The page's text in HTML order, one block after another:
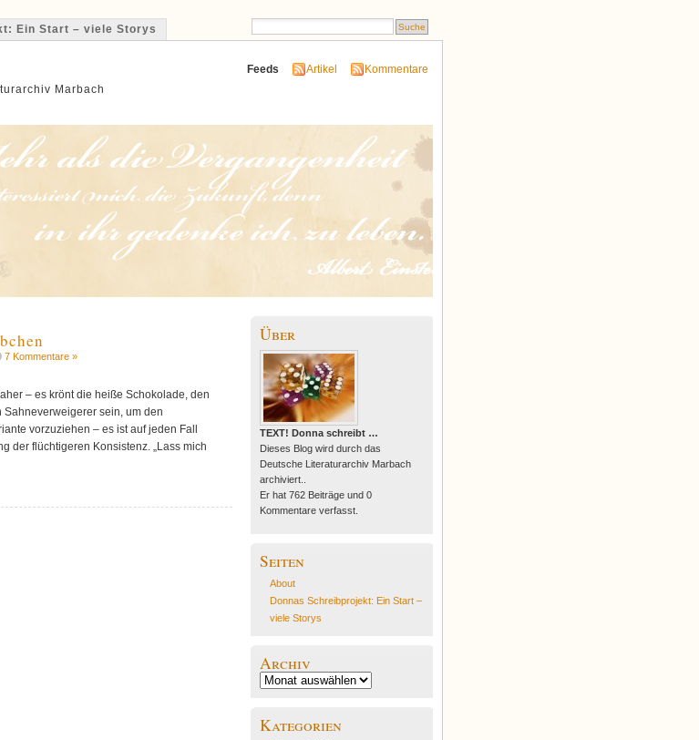
Ein Start – viele Storys
Marbach
Feeds Artikel Kommentare
7 Kommentare »
– es krönt die heiße Schokolade, den
sein, um den
vorzuziehen – es ist auf jeden Fall
der flüchtigeren Konsistenz. „Lass mich
Über
TEXT! Donna schreibt …
Dieses Blog wird durch das
Deutsche Literaturarchiv Marbach
archiviert..
Er hat 762 Beiträge und 0
Kommentare verfasst.
Seiten
About
Donnas Schreibprojekt: Ein Start –
viele Storys
Archiv
Archiv
Kategorien